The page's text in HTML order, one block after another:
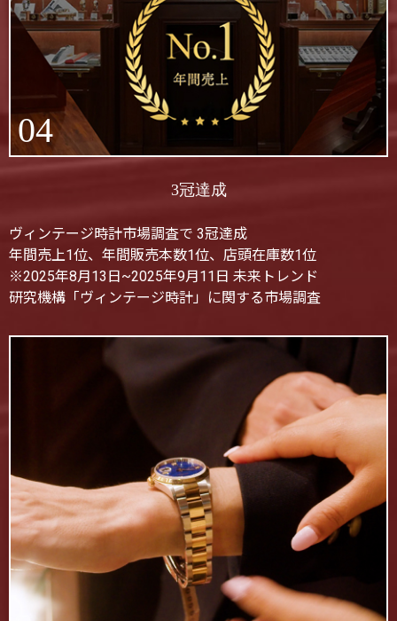
04
3冠達成
ヴィンテージ時計市場調査で 3冠達成
年間売上1位、年間販売本数1位、店頭在庫数1位
※2025年8月13日~2025年9月11日 未来トレンド
研究機構「ヴィンテージ時計」に関する市場調査